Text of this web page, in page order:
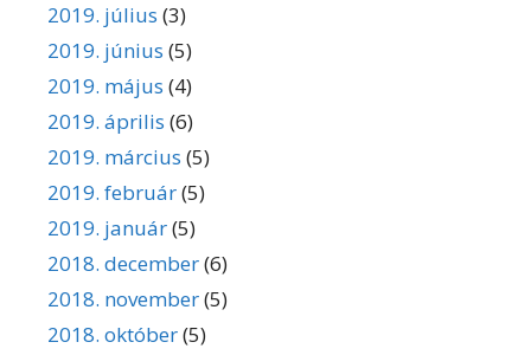
2019. július (3)
2019. június (5)
2019. május (4)
2019. április (6)
2019. március (5)
2019. február(5)
2019. január(5)
2018. december(6)
2018. november(5)
2018. október(5)